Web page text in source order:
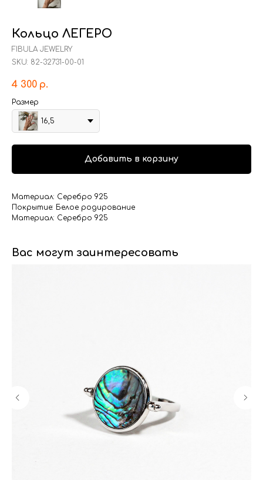
Кольцо ЛЕГЕРО
FIBULA JEWELRY
SKU: 82-32731-00-01
4 300 р.
Размер
16,5
Добавить в корзину
Материал: Серебро 925
Покрытие: Белое родирование
Материал: Серебро 925
Вас могут заинтересовать